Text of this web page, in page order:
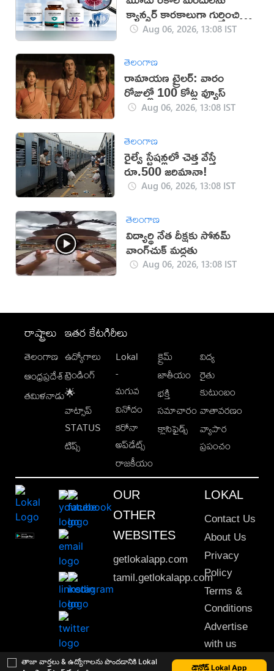
తాజా వార్తలు & ఉద్యోగాలను పొందడానికి Lokal
డౌన్లోడ్ Lokal App
క్యాన్సర్ కారకాలుగా గుర్తించిన
WHOAug 06, 2026, 13:08 IST
తెలంగాణ
రామాయణ ట్రైలర్: వారం
రోజుల్లో 100 కోట్ల వ్యూస్
Aug 06, 2026, 13:08 IST
తెలంగాణ
రైల్వే స్టేషన్లలో చెత్త వేస్తే
రూ.500 జరిమానా!
Aug 06, 2026, 13:08 IST
తెలంగాణ
విద్యార్థి నేత దీక్షకు సోనమ్
వాంగ్‌చుక్ మద్దతు
Aug 06, 2026, 13:08 IST
రాష్ట్రాలు
తెలంగాణ
ఆంధ్రప్రదేశ్
తమిళనాడు
ఇతర కేటగిరీలు
ఉద్యోగాలు
ట్రెండింగ్
🌟
వాట్సాప్
STATUS
టిప్స్
Lokal
-
మగువ
వినోదం
కరోనా
అప్‌డేట్స్
రాజకీయం
క్రైమ్
జాతీయం
భక్తి
సమాచారం
క్లాసిఫైడ్స్
విద్య
రైతు
కుటుంబం
వాతావరణం
వ్యాపార
ప్రపంచం
OUR
OTHER
WEBSITES
getlokalapp.com
tamil.getlokalapp.com
LOKAL
Contact Us
About Us
Privacy
Policy
Terms &
Conditions
Advertise
with us
Sitemap